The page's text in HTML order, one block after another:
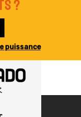
?
puissance